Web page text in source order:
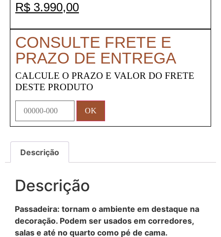
R$ 3.990,00
CONSULTE FRETE E
PRAZO DE ENTREGA
CALCULE O PRAZO E VALOR DO FRETE
DESTE PRODUTO
Descrição
Descrição
Passadeira: tornam o ambiente em destaque na
decoração. Podem ser usados em corredores,
salas e até no quarto como pé de cama.